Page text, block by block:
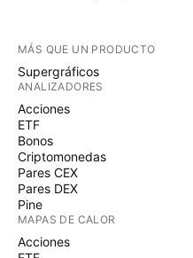
MÁS QUE UN PRODUCTO
Supergráficos
ANALIZADORES
Acciones
ETF
Bonos
Criptomonedas
Pares CEX
Pares DEX
Pine
MAPAS DE CALOR
Acciones